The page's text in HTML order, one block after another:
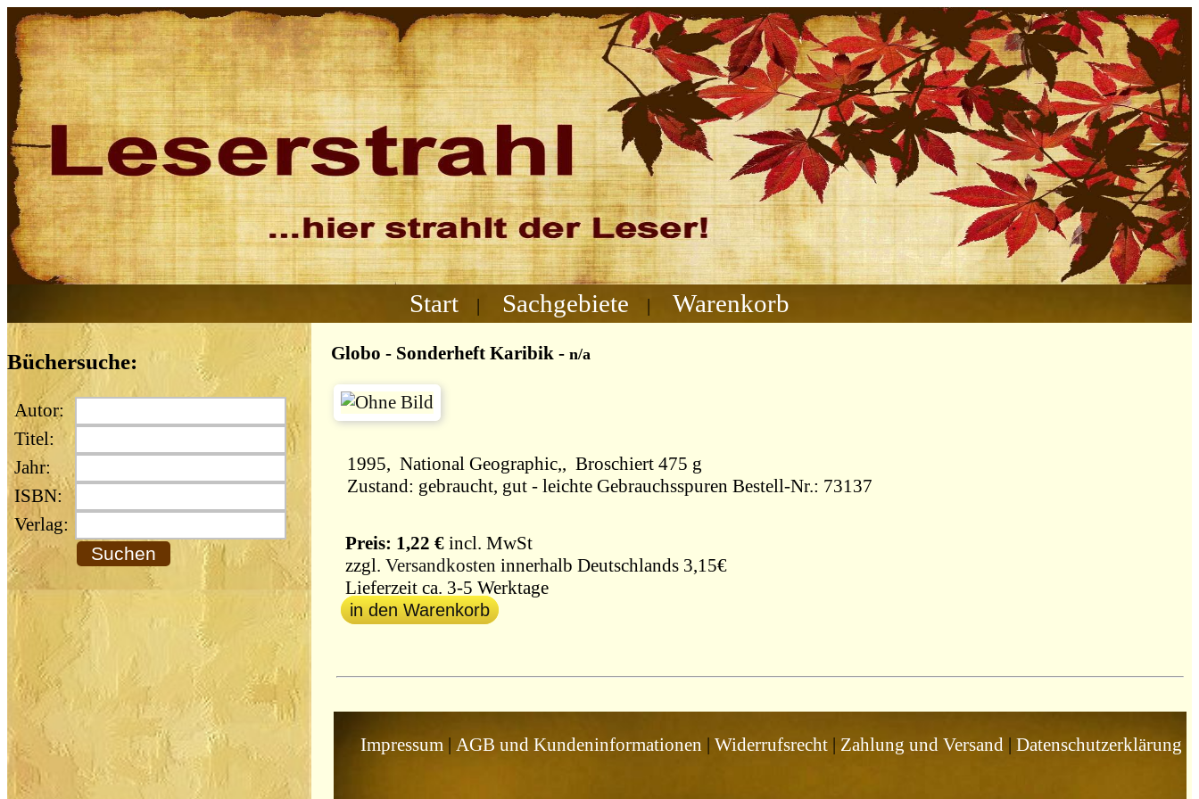
Start | Sachgebiete | Warenkorb
Büchersuche:
Autor:
Titel:
Jahr:
ISBN:
Verlag:
Globo - Sonderheft Karibik- n/a
1995, National Geographic,, Broschiert 475 g
Zustand: gebraucht, gut - leichte Gebrauchsspuren Bestell-Nr.: 73137
Preis: 1,22 €incl. MwSt
zzgl. Versandkosten innerhalb Deutschlands 3,15€
Lieferzeit ca. 3-5 Werktage
in den Warenkorb
Impressum| AGB und Kundeninformationen | Widerrufsrecht| Zahlung und Versand| Datenschutzerklärung